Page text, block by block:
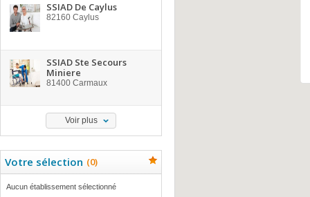
SSIAD De Caylus
82160 Caylus
SSIAD Ste Secours
Miniere
81400 Carmaux
Voir plus
Votre sélection (0)
Aucun établissement sélectionné